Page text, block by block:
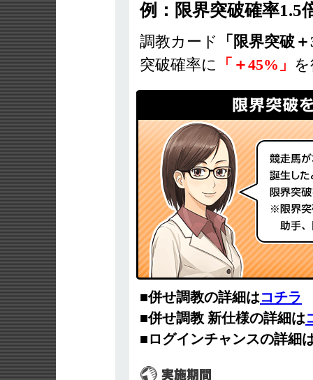
例：限界突破確率1.5
調教カード
「限界突破
突破確率に
「＋45%」
■併せ調教の詳細はコチラ
■併せ調教 新仕様の詳細は
■ログインチャンスの詳細